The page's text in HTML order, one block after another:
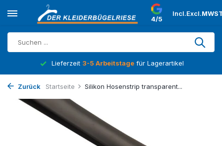
4/5
Incl.Excl.
Lieferzeit 3-5 Arbeitstage für Lagerartikel
Zurück Startseite Silikon Hosenstrip transparent...